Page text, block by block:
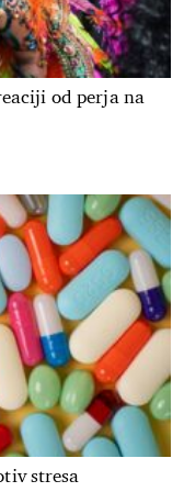
od perja na
stresa